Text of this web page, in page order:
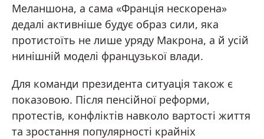
Меланшона, а сама «Франція нескорена»
дедалі активніше будує образ сили, яка
протистоїть не лише уряду Макрона, а й усій
нинішній моделі французької влади.
Для команди президента ситуація також є
показовою. Після пенсійної реформи,
протестів, конфліктів навколо вартості життя
та зростання популярності крайніх